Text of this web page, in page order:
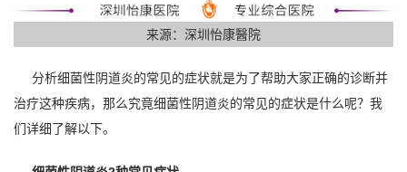
来源：深圳怡康醫院
分析细菌性阴道炎的常见的症状就是为了帮助大家正确的诊断并
治疗这种疾病，那么究竟细菌性阴道炎的常见的症状是什么呢？我
们详细了解以下。